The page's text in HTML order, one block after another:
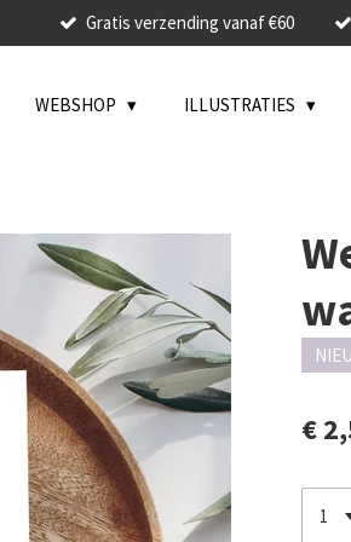
Gratis verzending vanaf €60
WEBSHOP ILLUSTRATIES
€